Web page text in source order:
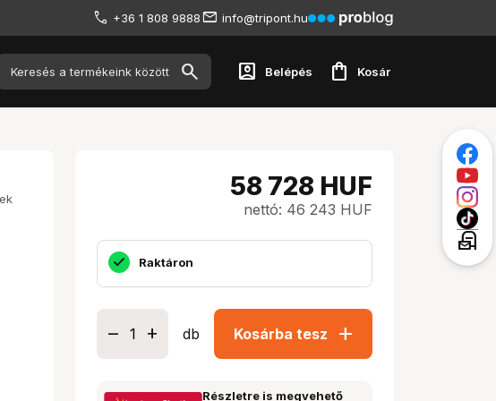
+36 1 808 9888 info@tripont.hu
account_box Belépés shopping_bag Kosár
58 728 HUF
nettó: 46 243 HUF
Raktáron
db Kosárba tesz add
Részletre is megvehető
local_post_office